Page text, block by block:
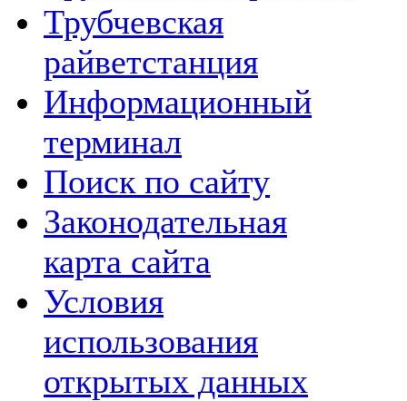
Трубчевская
райветстанция
Информационный
терминал
Поиск по сайту
Законодательная
карта сайта
Условия
использования
открытых данных